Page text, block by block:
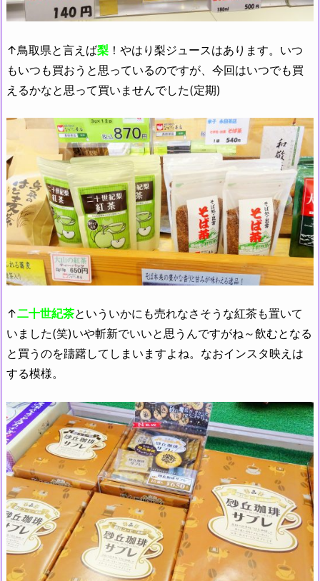
↑鳥取県と言えば梨 ！やはり梨ジュースはあります。いつ
もいつも買おうと思っているのですが、今回はいつでも買
えるかなと思って買いませんでした(定期)
↑二十世紀茶といういかにも売れなさそうな紅茶も置いて
いました(笑)いや斬新でいいと思うんですがね～飲むとなる
と買うのを躊躇してしまいますよね。なおインスタ映えは
する模様。